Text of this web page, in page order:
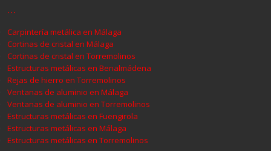
…
Carpintería metálica en Málaga
Cortinas de cristal en Málaga
Cortinas de cristal en Torremolinos
Estructuras metálicas en Benalmádena
Rejas de hierro en Torremolinos
Ventanas de aluminio en Málaga
Ventanas de aluminio en Torremolinos
Estructuras metálicas en Fuengirola
Estructuras metálicas en Málaga
Estructuras metálicas en Torremolinos